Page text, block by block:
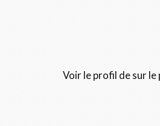
Voir le profil desur